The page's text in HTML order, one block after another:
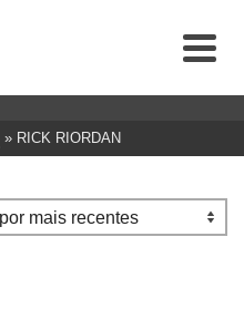
» RICK RIORDAN